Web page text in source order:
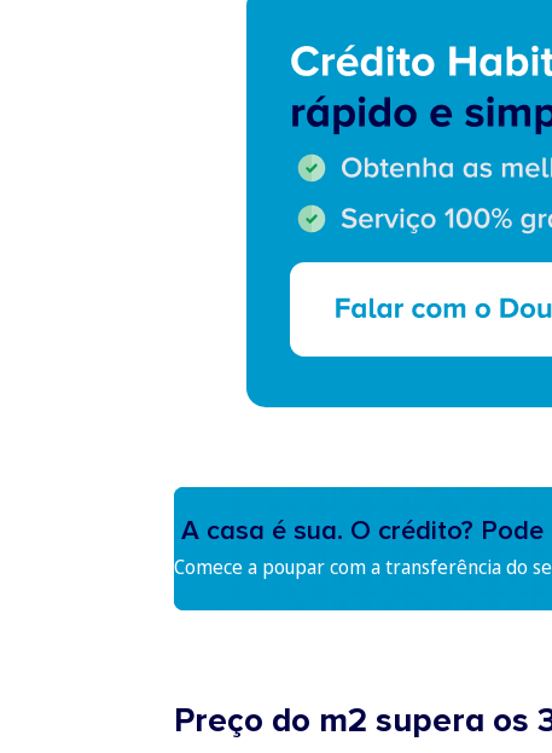
A casa é sua. O crédito? Pode
Comece a poupar com a transferência do
Preço do m2 supera os